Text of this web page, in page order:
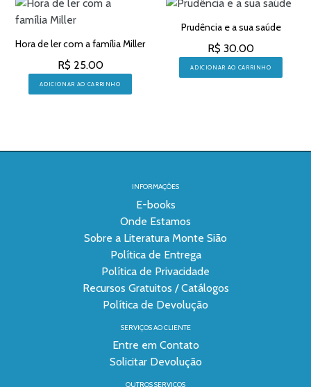
Hora de ler com a família Miller
R$ 25.00
ADICIONAR AO CARRINHO
Prudência e a sua saúde
R$ 30.00
ADICIONAR AO CARRINHO
INFORMAÇÕES
E-books
Onde Estamos
Sobre a Literatura Monte Sião
Política de Entrega
Política de Privacidade
Recursos Gratuitos / Catálogos
Política de Devolução
SERVIÇOS AO CLIENTE
Entre em Contato
Solicitar Devolução
OUTROS SERVIÇOS